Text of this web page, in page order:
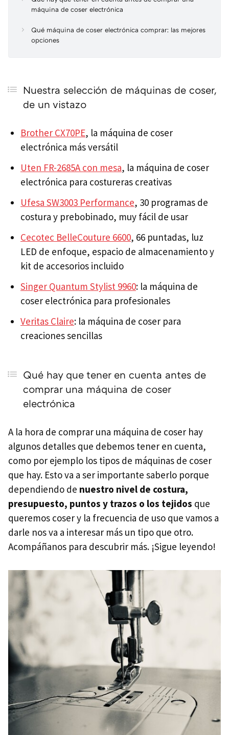
máquina de coser electrónica
Qué máquina de coser electrónica comprar: las mejores
opciones
Nuestra selección de máquinas de coser,
de un vistazo
Brother CX70PE, la máquina de coser
electrónica más versátil
Uten FR-2685A con mesa, la máquina de coser
electrónica para costureras creativas
Ufesa SW3003 Performance, 30 programas de
costura y prebobinado, muy fácil de usar
Cecotec BelleCouture 6600, 66 puntadas, luz
LED de enfoque, espacio de almacenamiento y
kit de accesorios incluido
Singer Quantum Stylist 9960: la máquina de
coser electrónica para profesionales
Veritas Claire: la máquina de coser para
creaciones sencillas
Qué hay que tener en cuenta antes de
comprar una máquina de coser
electrónica
A la hora de comprar una máquina de coser hay
algunos detalles que debemos tener en cuenta,
como por ejemplo los tipos de máquinas de coser
que hay. Esto va a ser importante saberlo porque
dependiendo de nuestro nivel de costura,
presupuesto, puntos y trazos o los tejidos que
queremos coser y la frecuencia de uso que vamos a
darle nos va a interesar más un tipo que otro.
Acompáñanos para descubrir más. ¡Sigue leyendo!